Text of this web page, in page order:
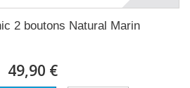
2 boutons Natural Marin
49,90 €